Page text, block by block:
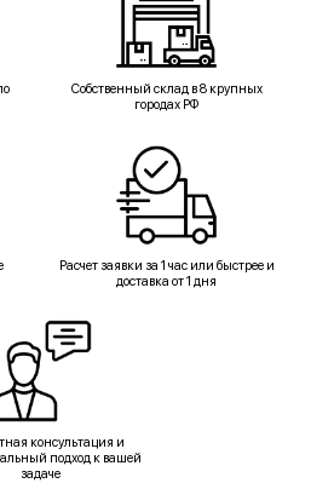
Собственный склад в 8 крупных
городах РФ
Расчет заявки за 1 час или быстрее и
доставка от 1 дня
консультация и
подход к вашей
задаче